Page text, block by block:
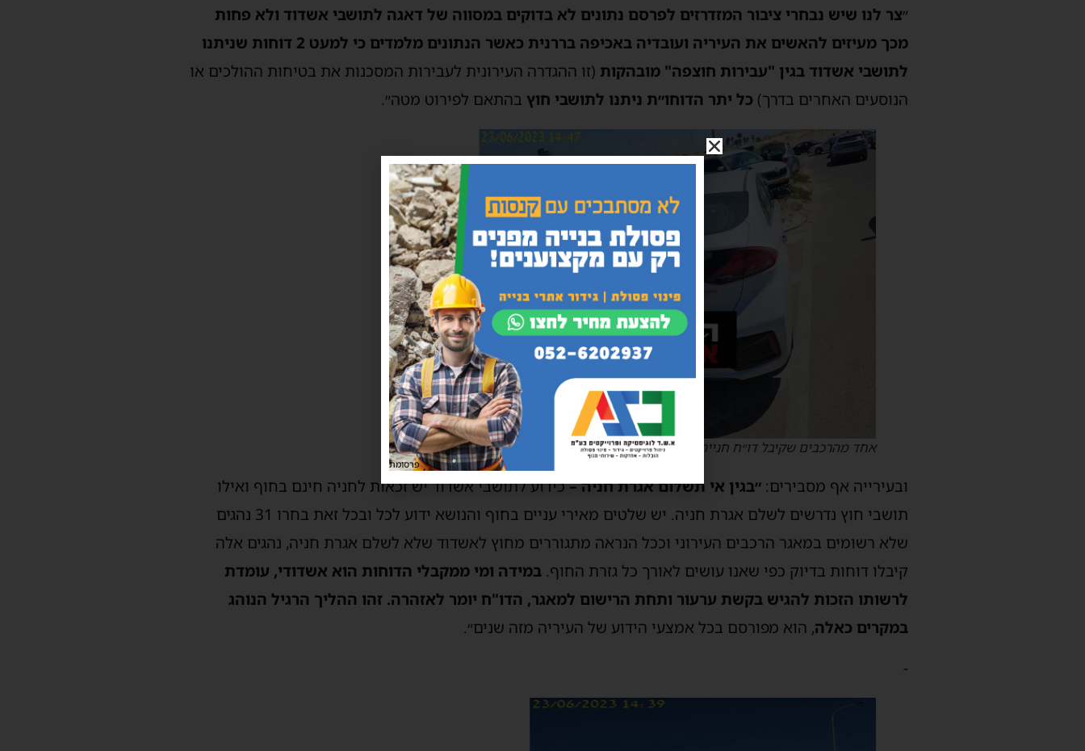
״צר לנו שיש נבחרי ציבור המזדרזים לפרסם נתונים לא בדוקים במסווה של דאגה לתושבי אשדוד ולא פחות
מכך מעיזים להאשים את העיריה ועובדיה באכיפה בררנית כאשר הנתונים מלמדים כי למעט 2 דוחות שניתנו
לתושבי אשדוד בגין "עבירות חוצפה" מובהקות (זו ההגדרה העירונית לעבירות המסכנות את בטיחות ההולכים או
הנוסעים האחרים בדרך) כל יתר הדוחו״ת ניתנו לתושבי חוץ בהתאם לפירוט מטה״.
אחד מהרכבים שקיבל דו״ח חנייה בשישי האחרון בחוף הנפרד
ובעירייה אף מסבירים: ״בגין אי תשלום אגרת חניה –כידוע לתושבי אשדוד יש זכאות לחניה חינם בחוף ואילו
תושבי חוץ נדרשים לשלם אגרת חניה. יש שלטים מאירי עניים בחוף והנושא ידוע לכל ובכל זאת בחרו 31 נהגים
שלא רשומים במאגר הרכבים העירוני וככל הנראה מתגוררים מחוץ לאשדוד שלא לשלם אגרת חניה, נהגים אלה
קיבלו דוחות בדיוק כפי שאנו עושים לאורך כל גזרת החוף. במידה ומי ממקבלי הדוחות הוא אשדודי, עומדת
לרשותו הזכות להגיש בקשת ערעור ותחת הרישום למאגר, הדו"ח יומר לאזהרה. זהו ההליך הרגיל הנוהג
במקרים כאלה, הוא מפורסם בכל אמצעי הידוע של העיריה מזה שנים״.
-
פרסומת